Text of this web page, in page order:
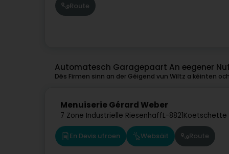
Route
Automatesch Garagepaart An eegener
Dës Firmen sinn an der Géigend vun Wiltz a kéinten
Menuiserie Gérard Weber
7 Zone Industrielle RiesenhaffL-8821
En Devis ufroen Websäit Route